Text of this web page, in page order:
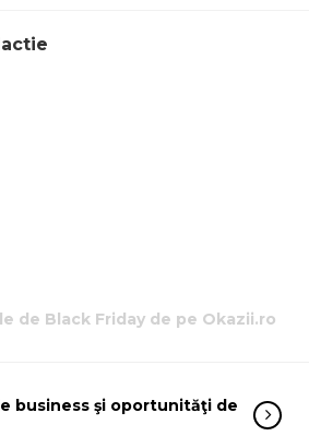
de Black Friday de pe Okazii.ro
business şi oportunităţi de